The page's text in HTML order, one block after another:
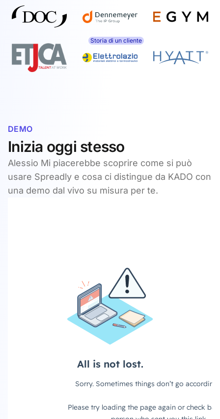
Storia di un cliente
DEMO
Inizia oggi stesso
Alessio Mi piacerebbe scoprire come si può
usare Spreadly e cosa ci distingue da KADO con
una demo dal vivo su misura per te.